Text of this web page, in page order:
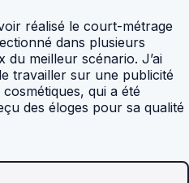
réalisé le court-métrage
dans plusieurs
meilleur scénario. J’ai
travailler sur une publicité
qui a été
des éloges pour sa qualité